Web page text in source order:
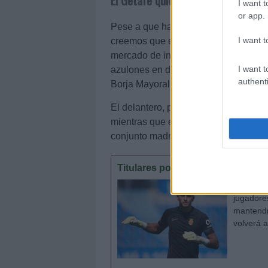
I want
or app.
I want
I want
Pese a que hace unos días Ángel
creemos que es suficiente para
mercado de invierno. Marcos Benito
azulones en dos futbolistas de la
Borja Mayoral y Gonzalo Villar.
El delantero, propiedad aún del
mientras que el centrocampista aún
conjunto madrileño como cedidos.
Titulares por sorpresa en la
volverá